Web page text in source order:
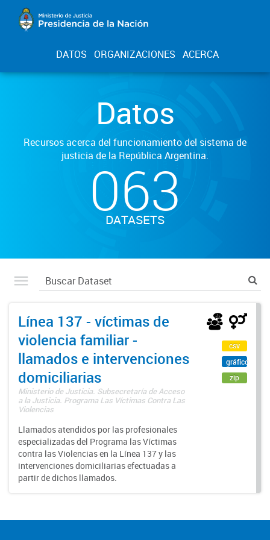
DATOS ORGANIZACIONES ACERCA
Datos
Recursos acerca del funcionamiento del sistema de
justicia de la República Argentina.
063
DATASETS
Línea 137 - víctimas de
violencia familiar -
llamados e intervenciones
domiciliarias
Ministerio de Justicia. Subsecretaría de Acceso
a la Justicia. Programa Las Víctimas Contra Las
Violencias
Llamados atendidos por las profesionales
especializadas del Programa las Víctimas
contra las Violencias en la Línea 137 y las
intervenciones domiciliarias efectuadas a
partir de dichos llamados.
csv
gráfico
zip